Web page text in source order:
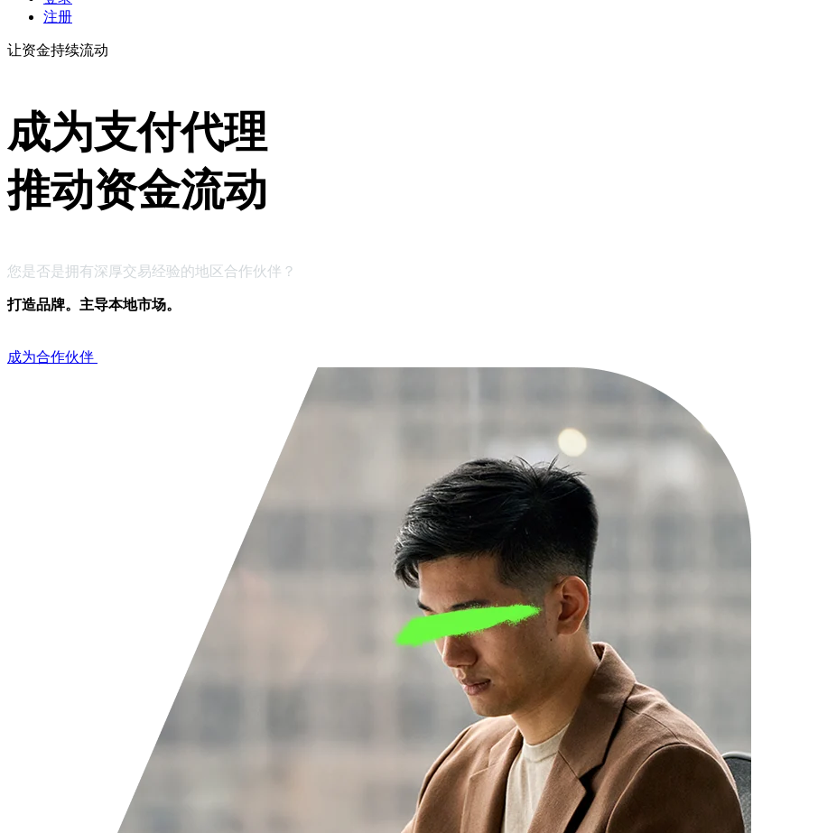
注册
让资金持续流动
成为支付代理
推动资金流动
您是否是拥有深厚交易经验的地区合作伙伴？
打造品牌。主导本地市场。
成为合作伙伴